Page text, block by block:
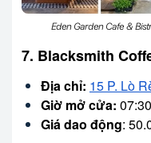
Eden Garden Cafe &
7. Blacksmith
Địa chỉ: 15 P. Lò
Giờ mở cửa:
Giá dao động: